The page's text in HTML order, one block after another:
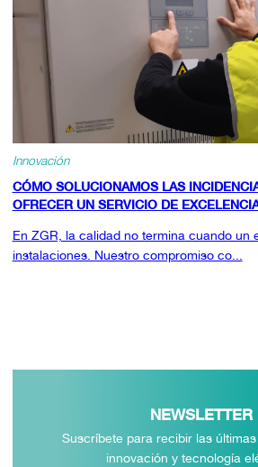
Innovación
CÓMO SOLUCIONAMOS LAS
OFRECER UN SERVICIO DE
En ZGR, la calidad no termina cuando un
instalaciones. Nuestro compromiso co...
NEWSLETTER
Suscríbete para recibir las
innovación y tecnología